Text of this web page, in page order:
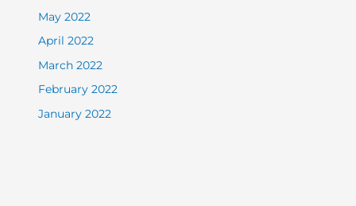
May 2022
April 2022
March 2022
February 2022
January 2022